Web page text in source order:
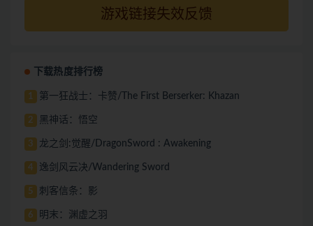
游戏链接失效反馈
下载热度排行榜
1 第一狂战士：卡赞/The First Berserker: Khazan
2 黑神话：悟空
3 龙之剑:觉醒/DragonSword : Awakening
4 逸剑风云决/Wandering Sword
5 刺客信条：影
6 明末：渊虚之羽